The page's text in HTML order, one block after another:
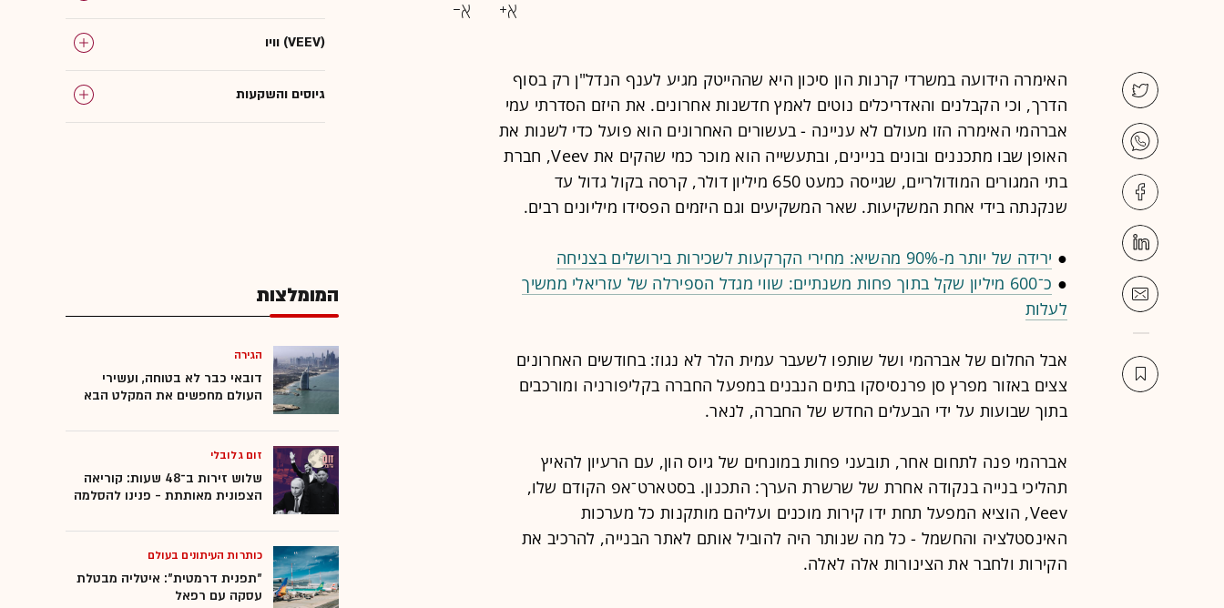
האימרה הידועה במשרדי קרנות הון סיכון היא שההייטק מגיע לענף הנדל"ן רק בסוף
הדרך, וכי הקבלנים והאדריכלים נוטים לאמץ חדשנות אחרונים. את היזם הסדרתי עמי
אברהמי האימרה הזו מעולם לא עניינה - בעשורים האחרונים הוא פועל כדי לשנות את
האופן שבו מתכננים ובונים בניינים, ובתעשייה הוא מוכר כמי שהקים את Veev, חברת
בתי המגורים המודולריים, שגייסה כמעט 650 מיליון דולר, קרסה בקול גדול עד
שנקנתה בידי אחת המשקיעות. שאר המשקיעים וגם היזמים הפסידו מיליונים רבים.
● ירידה של יותר מ-90% מהשיא: מחירי הקרקעות לשכירות בירושלים בצניחה
●
כ־600 מיליון שקל בתוך פחות משנתיים: שווי מגדל הספירלה של עזריאלי ממשיך
לעלות
אבל החלום של אברהמי ושל שותפו לשעבר עמית הלר לא נגוז: בחודשים האחרונים
צצים באזור מפרץ סן פרנסיסקו בתים הנבנים במפעל החברה בקליפורניה ומורכבים
בתוך שבועות על ידי הבעלים החדש של החברה, לנאר.
אברהמי פנה לתחום אחר, תובעני פחות במונחים של גיוס הון, עם הרעיון להאיץ
תהליכי בנייה בנקודה אחרת של שרשרת הערך: התכנון. בסטארט־אפ הקודם שלו,
Veev, הוציא המפעל תחת ידו קירות מוכנים ועליהם מותקנות כל מערכות
האינסטלציה והחשמל - כל מה שנותר היה להוביל אותם לאתר הבנייה, להרכיב את
הקירות ולחבר את הצינורות אלה לאלה.
וויו (VEEV)
גיוסים והשקעות
המומלצות
המומלצות
הגירה
דובאי כבר לא בטוחה, ועשירי
העולם מחפשים את המקלט הבא
זום גלובלי
שלוש זירות ב־48 שעות: קוריאה
הצפונית מאותתת - פנינו להסלמה
כותרות העיתונים בעולם
"תפנית דרמטית": איטליה מבטלת
עסקה עם רפאל